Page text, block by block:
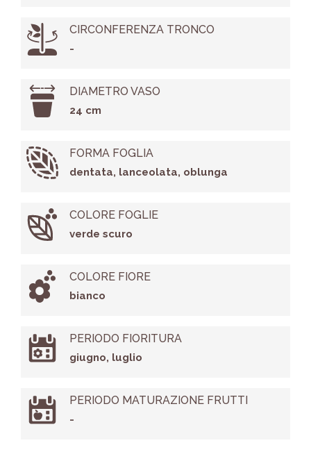
CIRCONFERENZA TRONCO
-
DIAMETRO VASO
24 cm
FORMA FOGLIA
dentata, lanceolata, oblunga
COLORE FOGLIE
verde scuro
COLORE FIORE
bianco
PERIODO FIORITURA
giugno, luglio
PERIODO MATURAZIONE FRUTTI
-